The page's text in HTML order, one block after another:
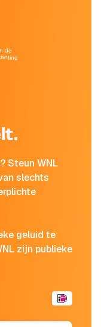
Steun WNL
slechts
geluid te
zijn publieke
de